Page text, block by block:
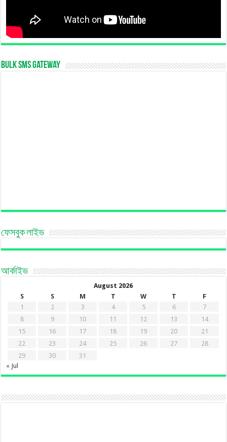
Bulk SMS Gateway
ফেসবুক লাইভ
আর্কাইভ
August 2026
S
S M T W T
F
1
2 3 4 5 6
7
8
9 10 11 12 13
14
15
16 17 18 19 20
21
22
23 24 25 26 27
28
29
30
31
« Jul